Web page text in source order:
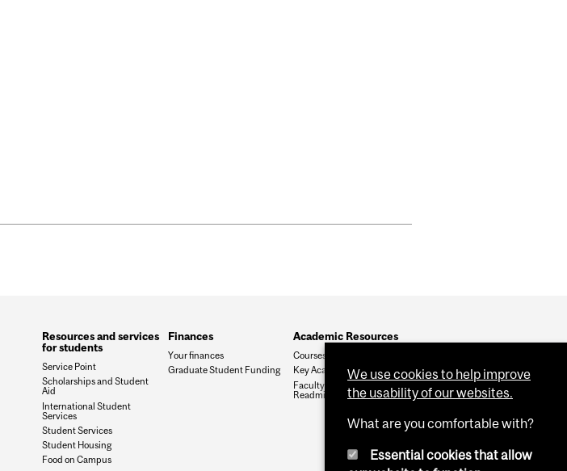
Resources and services
for students
Service Point
Scholarships and Student
Aid
International Student
Services
Student Services
Student Housing
Food on Campus
Finances
Your finances
Graduate Student Funding
Academic Resources
Courses and Programs
Key Academic Dates
Faculty Transfers and
Readmissions
We use cookies to help improve
the usability of our websites.
What are you comfortable with?
Essential cookies that allow